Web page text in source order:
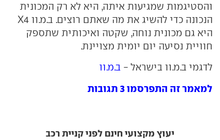
והסטיגמות שמגיעות איתה, היא לא רק המכונית
הנכונה כדי להשיג את מה שאתם רוצים. ב.מ.וו X4
היא גם מכונית נוחה, שקטה ואיכותית שתספק
חוויית נסיעה יום יומית מצויינת.
לדגמי ב.מ.וו בישראל - ב.מ.וו
למאמר זה התפרסמו 3 תגובות
יעוץ מקצועי חינם לפני קניית רכב